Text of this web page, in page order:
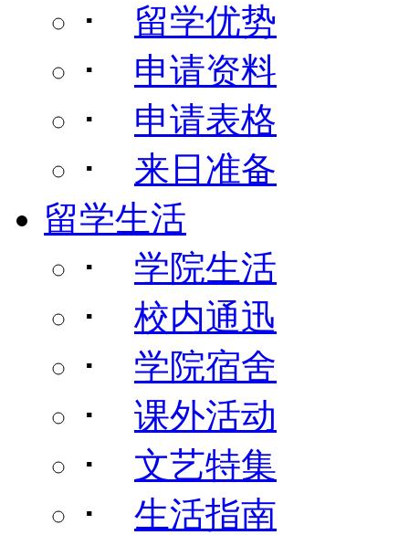
･ 留学优势
･ 申请资料
･ 申请表格
･ 来日准备
留学生活
･ 学院生活
･ 校内通迅
･ 学院宿舍
･ 课外活动
･ 文艺特集
･ 生活指南